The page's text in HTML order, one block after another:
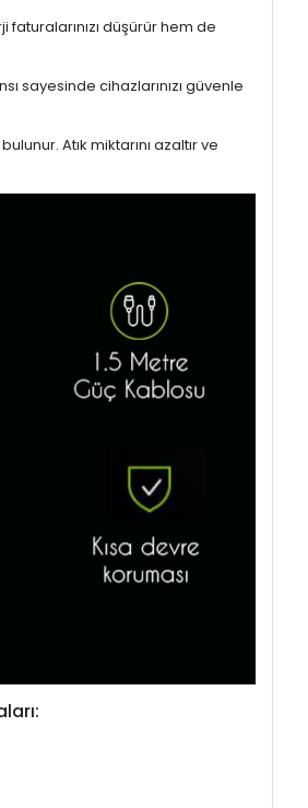
düşürür hem de
sayesinde cihazlarınızı güvenle
Atık miktarını azaltır ve